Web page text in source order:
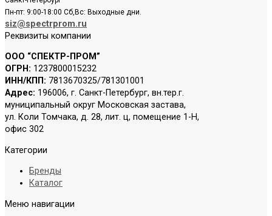
Пн-пт: 9:00-18:00 Сб,Вс: Выходные дни.
siz@spectrprom.ru
Реквизиты компании
ООО “СПЕКТР-ПРОМ”
ОГРН: 1237800015232
ИНН/КПП: 7813670325/781301001
Адрес: 196006, г. Санкт-Петербург, вн.тер.г.
муниципальный округ Московская застава,
ул. Коли Томчака, д. 28, лит. ц, помещение 1-Н,
офис 302
Категории
Бренды
Каталог
Меню навигации